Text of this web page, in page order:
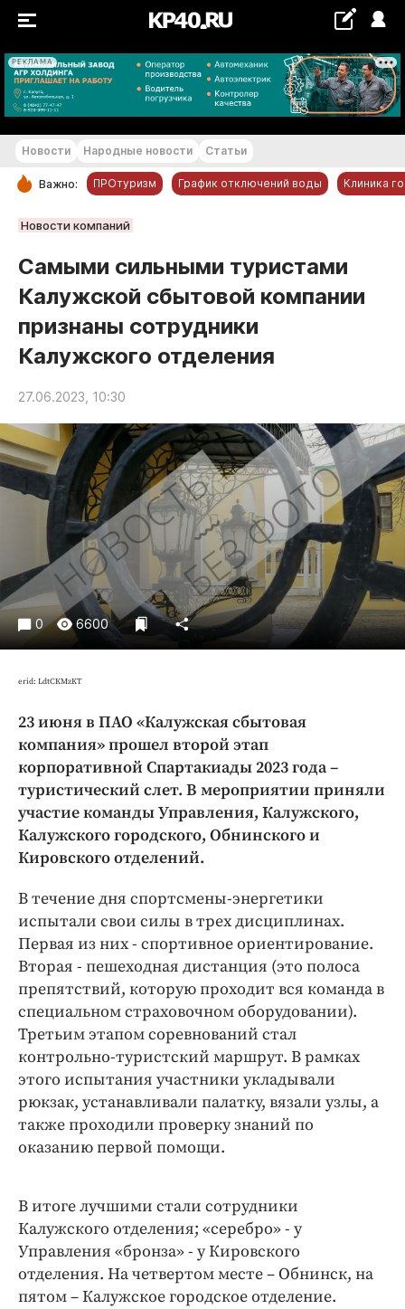
РЕКЛАМА
+22...+23 °С
РУБРИКИ
Статьи
Народные новости
Авто и транспорт
Благоустройство
Культура
Недвижимость и ЖКХ
Образование
Общество
Погода
Праздники
Происшествия
Спорт
Блоги
Издания
Медиаперсона
Интересное чтиво
Клиника года
Бренд года
Работодатель года
Новости Народные новости Статьи
Важно: ПРОтуризм График отключений воды Клиника
Новости компаний
Самыми сильными туристами
Калужской сбытовой компании
признаны сотрудники
Калужского отделения
27.06.2023, 10:30
0 6600
erid: LdtCKMzKT
23 июня в ПАО «Калужская сбытовая
компания» прошел второй этап
корпоративной Спартакиады 2023 года –
туристический слет. В мероприятии приняли
участие команды Управления, Калужского,
Калужского городского, Обнинского и
Кировского отделений.
В течение дня спортсмены-энергетики
испытали свои силы в трех дисциплинах.
Первая из них - спортивное ориентирование.
Вторая - пешеходная дистанция (это полоса
препятствий, которую проходит вся команда в
специальном страховочном оборудовании).
Третьим этапом соревнований стал
контрольно-туристский маршрут. В рамках
этого испытания участники укладывали
рюкзак, устанавливали палатку, вязали узлы, а
также проходили проверку знаний по
оказанию первой помощи.
В итоге лучшими стали сотрудники
Калужского отделения; «серебро» - у
Управления «бронза» - у Кировского
отделения. На четвертом месте – Обнинск, на
пятом – Калужское городское отделение.